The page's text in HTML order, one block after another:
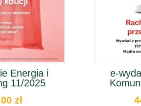
Energia i
11/2025
zł
e-